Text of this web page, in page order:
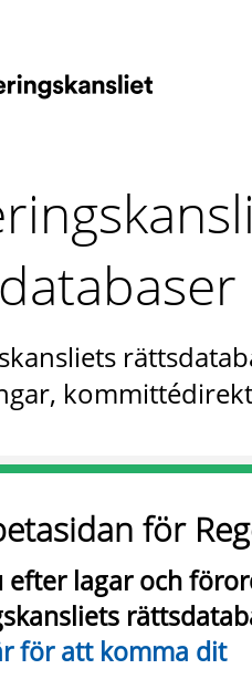
för
efter lagar och
för att komma dit